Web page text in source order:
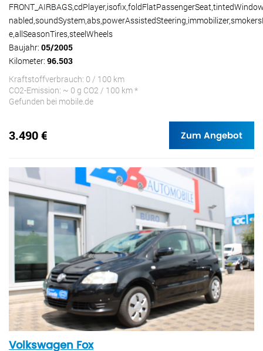
e,allSeasonTires,steelWheels
Baujahr: 05/2005
Kilometer: 96.503
Kraftstoffverbrauch: 0 / 100 km
CO2-Emission: ~ 0 g CO2 / 100 km *
Gefunden bei mobile.de
3.490 € Zum Angebot
Volkswagen Fox